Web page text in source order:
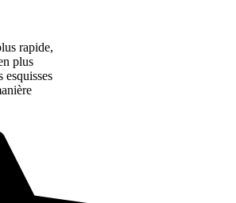
rapide,
plus
esquisses